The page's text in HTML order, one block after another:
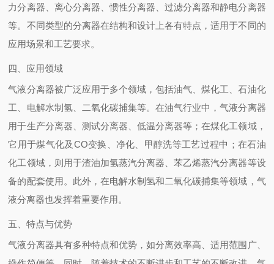
力分离器、离心分离器、惯性分离器、过滤分离器和静电分离器
等。不同类型的分离器在结构和设计上各有特点，适用于不同的
应用场景和工艺要求。
四、应用领域
气液分离器被广泛应用于多个领域，包括油气、煤化工、石油化
工、电解水制氢、二氧化碳捕集等。在油气行业中，气液分离器
用于生产分离器、测试分离器、低温分离器等；在煤化工领域，
它用于煤气化及CO变换、净化、甲醇洗等工艺过程中；在石油
化工领域，则用于渣油加氢蒸汽分离器、苯乙烯蒸汽分离器等设
备的配套使用。此外，在电解水制氢和二氧化碳捕集等领域，气
液分离器也发挥着重要作用。
五、特点与优势
气液分离器具有多种特点和优势，如分离效率高、适用范围广、